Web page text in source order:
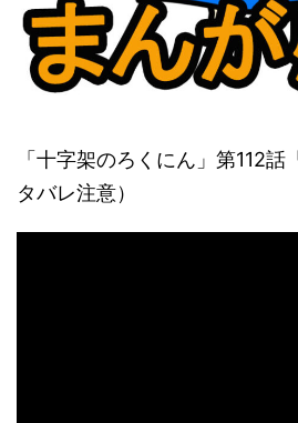
「十字架のろくにん」第112
タバレ注意）